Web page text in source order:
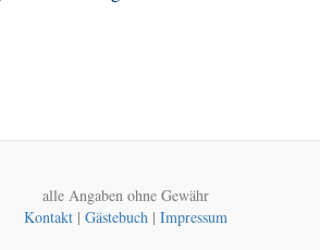
alle Angaben ohne Gewähr
Kontakt| Gästebuch| Impressum